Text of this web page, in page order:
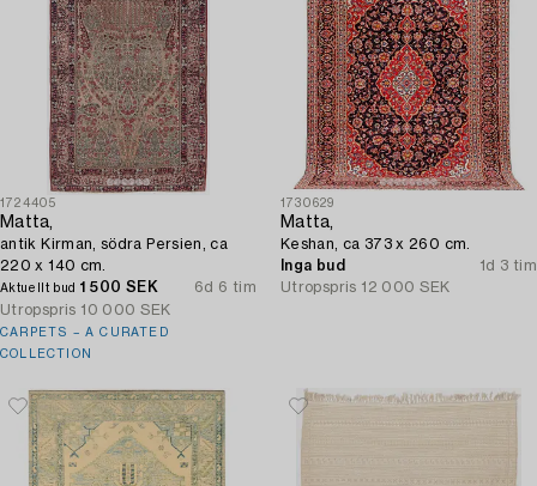
1724405
Matta,
antik Kirman, södra Persien, ca
220 x 140 cm.
Aktuellt bud 1 500 SEK
6d 6 tim
Utropspris 10 000 SEK
CARPETS – A CURATED
COLLECTION
1730629
Matta,
Keshan, ca 373 x 260 cm.
Inga bud
1d 3 tim
Utropspris 12 000 SEK